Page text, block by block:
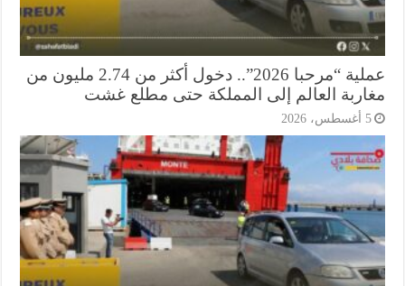
عملية “مرحبا 2026”.. دخول أكثر من 2.74 مليون من
العالم إلى المملكة حتى مطلع غشت